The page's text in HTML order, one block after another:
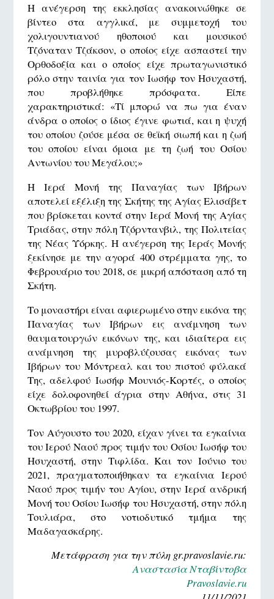
Η ανέγερση της εκκλησίας ανακοινώθηκε σε
βίντεο στα αγγλικά, με συμμετοχή του
χολιγουντιανού ηθοποιού και μουσικού
Τζόναταν Τζάκσον, ο οποίος είχε ασπαστεί την
Ορθοδοξία και ο οποίος είχε πρωταγωνιστικό
ρόλο στην ταινία για τον Ιωσήφ τον Ησυχαστή,
που προβλήθηκε πρόσφατα. Είπε
χαρακτηριστικά: «Τί μπορώ να πω για έναν
άνδρα ο οποίος ο ίδιος έγινε φωτιά, και η ψυχή
του οποίου ζούσε μέσα σε θεϊκή σιωπή και η ζωή
του οποίου είναι όμοια με τη ζωή του Οσίου
Αντωνίου του Μεγάλου;»
Η Ιερά Μονή της Παναγίας των Ιβήρων
αποτελεί εξέλιξη της Σκήτης της Αγίας Ελισάβετ
που βρίσκεται κοντά στην Ιερά Μονή της Αγίας
Τριάδας, στην πόλη Τζόρντανβιλ, της Πολιτείας
της Νέας Υόρκης. Η ανέγερση της Ιεράς Μονής
ξεκίνησε με την αγορά 400 στρέμματα γης, το
Φεβρουάριο του 2018, σε μικρή απόσταση από τη
Σκήτη.
Το μοναστήρι είναι αφιερωμένο στην εικόνα της
Παναγίας των Ιβήρων εις ανάμνηση των
θαυματουργών εικόνων της, και ιδιαίτερα εις
ανάμνηση της μυροβλύζουσας εικόνας των
Ιβήρων του Μόντρεαλ και του πιστού φύλακά
Της, αδελφού Ιωσήφ Μουνιός-Κορτές, ο οποίος
είχε δολοφονηθεί άγρια στην Αθήνα, στις 31
Οκτωβρίου του 1997.
Τον Αύγουστο του 2020, είχαν γίνει τα εγκαίνια
του Ιερού Ναού προς τιμήν του Οσίου Ιωσήφ του
Ησυχαστή, στην Τιφλίδα. Και τον Ιούνιο του
2021, πραγματοποιήθηκαν τα εγκαίνια Ιερού
Ναού προς τιμήν του Αγίου, στην Ιερά ανδρική
Μονή του Οσίου Ιωσήφ του Ησυχαστή, στην πόλη
Τουλιάρα, στο νοτιοδυτικό τμήμα της
Μαδαγασκάρης.
Μετάφραση για την πύλη gr.pravoslavie.ru:
Αναστασία Νταβίντοβα
Pravoslavie.ru